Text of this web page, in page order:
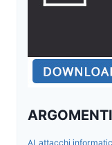
ARGOMENTI
attacchi